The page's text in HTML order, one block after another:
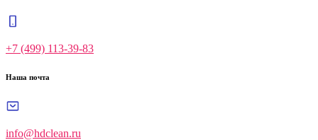
+7 (499) 113-39-83
Наша почта
info@hdclean.ru